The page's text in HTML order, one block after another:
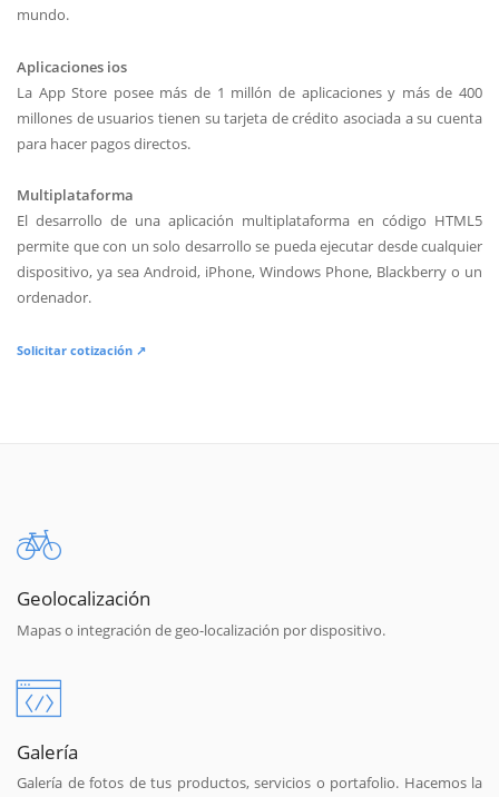
mundo.
Aplicaciones ios
La App Store posee más de 1 millón de aplicaciones y más de 400
millones de usuarios tienen su tarjeta de crédito asociada a su cuenta
para hacer pagos directos.
Multiplataforma
El desarrollo de una aplicación multiplataforma en código HTML5
permite que con un solo desarrollo se pueda ejecutar desde cualquier
dispositivo, ya sea Android, iPhone, Windows Phone, Blackberry o un
ordenador.
Solicitar cotización ↗
Geolocalización
Mapas o integración de geo-localización por dispositivo.
Galería
Galería de fotos de tus productos, servicios o portafolio. Hacemos la